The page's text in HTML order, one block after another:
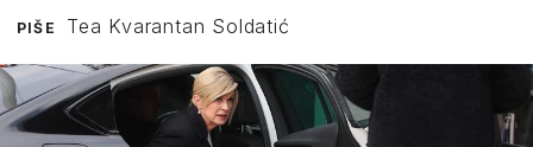
PIŠE Tea Kvarantan Soldatić